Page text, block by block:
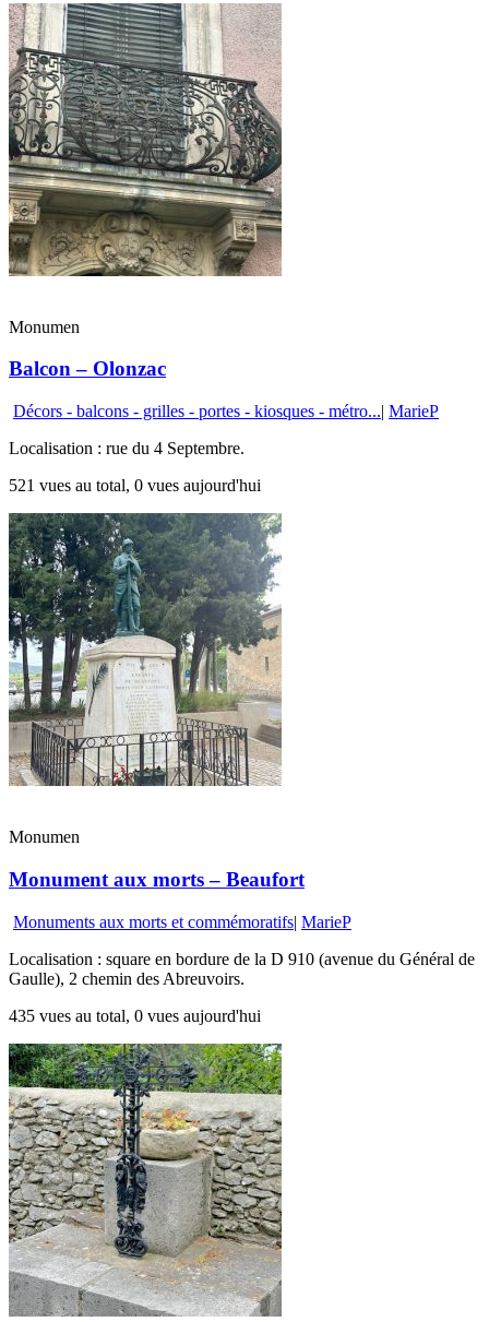
Monumen
Balcon – Olonzac
Décors - balcons - grilles - portes - kiosques - métro...| MarieP
Localisation : rue du 4 Septembre.
521 vues au total, 0 vues aujourd'hui
Monumen
Monument aux morts – Beaufort
Monuments aux morts et commémoratifs| MarieP
Localisation : square en bordure de la D 910 (avenue du Général de
Gaulle), 2 chemin des Abreuvoirs.
435 vues au total, 0 vues aujourd'hui